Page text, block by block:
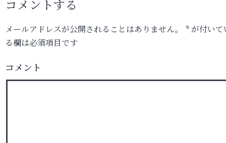
コメントする
メールアドレスが公開されることはありません。 *が付いて
る欄は必須項目です
コメント